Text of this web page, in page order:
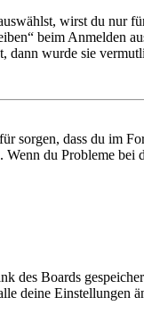
wirst du nur
beim Anmelden
wurde sie
sorgen, dass du im
du Probleme
des Boards
deine Einstellungen